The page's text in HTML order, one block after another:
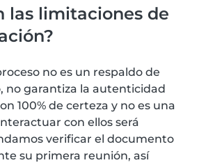
las limitaciones de
no es un respaldo de
no garantiza la autenticidad
100% de certeza y no es una
con ellos será
verificar el documento
su primera reunión, así